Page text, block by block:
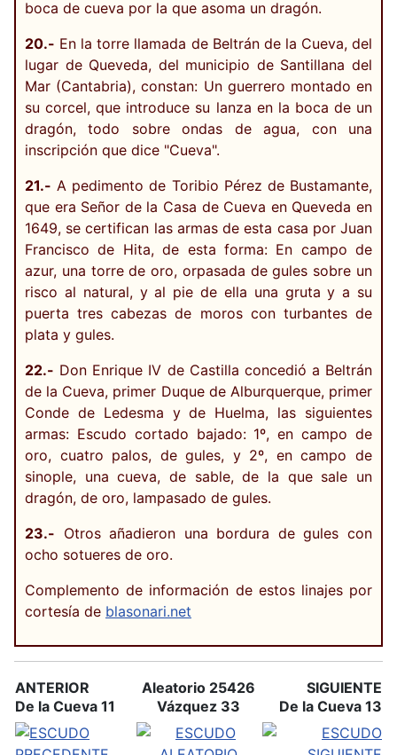
boca de cueva por la que asoma un dragón.
20.- En la torre llamada de Beltrán de la Cueva, del
lugar de Queveda, del municipio de Santillana del
Mar (Cantabria), constan: Un guerrero montado en
su corcel, que introduce su lanza en la boca de un
dragón, todo sobre ondas de agua, con una
inscripción que dice "Cueva".
21.- A pedimento de Toribio Pérez de Bustamante,
que era Señor de la Casa de Cueva en Queveda en
1649, se certifican las armas de esta casa por Juan
Francisco de Hita, de esta forma: En campo de
azur, una torre de oro, orpasada de gules sobre un
risco al natural, y al pie de ella una gruta y a su
puerta tres cabezas de moros con turbantes de
plata y gules.
22.- Don Enrique IV de Castilla concedió a Beltrán
de la Cueva, primer Duque de Alburquerque, primer
Conde de Ledesma y de Huelma, las siguientes
armas: Escudo cortado bajado: 1º, en campo de
oro, cuatro palos, de gules, y 2º, en campo de
sinople, una cueva, de sable, de la que sale un
dragón, de oro, lampasado de gules.
23.- Otros añadieron una bordura de gules con
ocho sotueres de oro.
Complemento de información de estos linajes por
cortesía de blasonari.net
ANTERIOR
De la Cueva 11
Aleatorio 25426
Vázquez 33
SIGUIENTE
De la Cueva 13